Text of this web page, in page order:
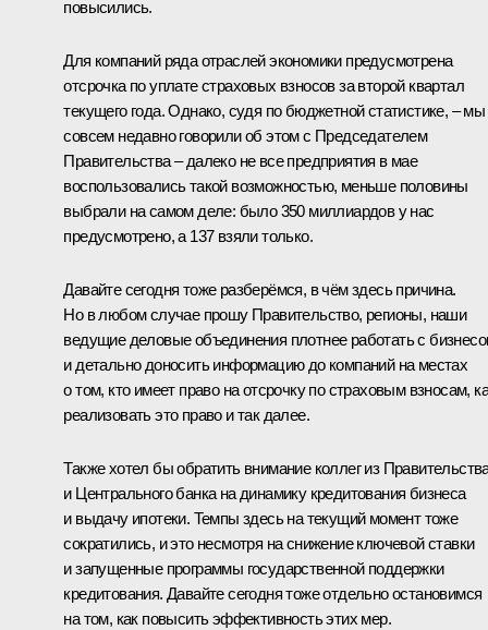
повысились.
Для компаний ряда отраслей экономики предусмотрена
отсрочка по уплате страховых взносов за второй квартал
текущего года. Однако, судя по бюджетной статистике, – мы
совсем недавно говорили об этом с Председателем
Правительства – далеко не все предприятия в мае
воспользовались такой возможностью, меньше половины
выбрали на самом деле: было 350 миллиардов у нас
предусмотрено, а 137 взяли только.
Давайте сегодня тоже разберёмся, в чём здесь причина.
Но в любом случае прошу Правительство, регионы, наши
ведущие деловые объединения плотнее работать с
и детально доносить информацию до компаний на местах
о том, кто имеет право на отсрочку по страховым взносам,
реализовать это право и так далее.
Также хотел бы обратить внимание коллег из
и Центрального банка на динамику кредитования бизнеса
и выдачу ипотеки. Темпы здесь на текущий момент тоже
сократились, и это несмотря на снижение ключевой ставки
и запущенные программы государственной поддержки
кредитования. Давайте сегодня тоже отдельно остановимся
на том, как повысить эффективность этих мер.